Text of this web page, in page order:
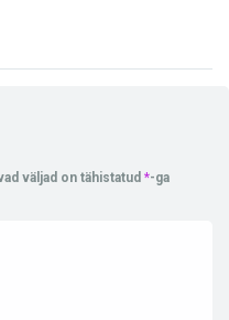
väljad on tähistatud *-ga